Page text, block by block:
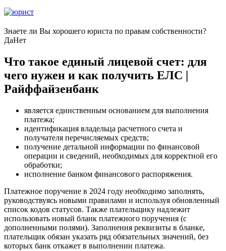
Знаете ли Вы хорошего юриста по правам собственности?
ДаНет
Что такое единый лицевой счет: для
чего нужен и как получить ЕЛС |
Райффайзенбанк
является единственным основанием для выполнения
платежа;
идентификация владельца расчетного счета и
получателя перечисляемых средств;
получение детальной информации по финансовой
операции и сведений, необходимых для корректной его
обработки;
исполнение банком финансового распоряжения.
Платежное поручение в 2024 году необходимо заполнять,
руководствуясь новыми правилами и используя обновленный
список кодов статусов. Также плательщику надлежит
использовать новый бланк платежного поручения (с
дополненными полями). Заполнения реквизиты в бланке,
плательщик обязан указать ряд обязательных значений, без
которых банк откажет в выполнении платежа.